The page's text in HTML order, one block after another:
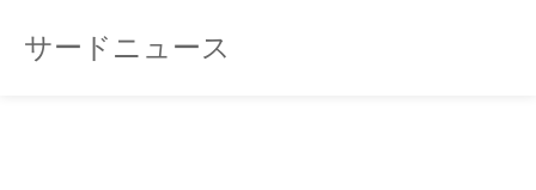
サードニュース